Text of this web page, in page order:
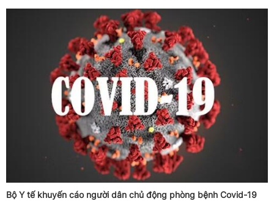
Bộ Y tế khuyến cáo người dân chủ động phòng bệnh Covid-19